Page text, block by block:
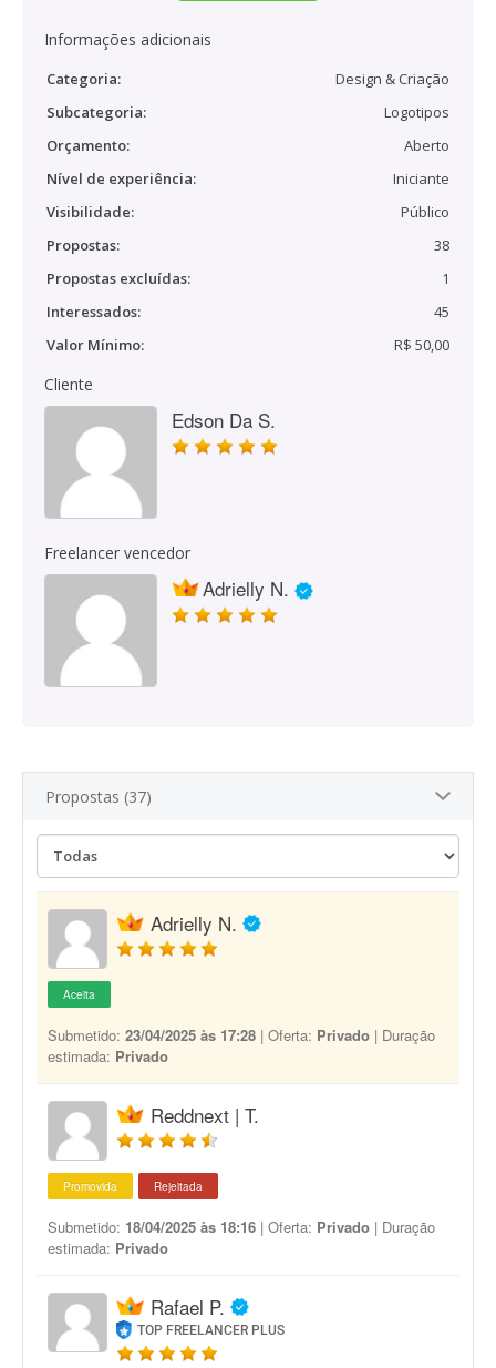
Informações adicionais
Categoria:
Design & Criação
Subcategoria:
Logotipos
Orçamento:
Aberto
Nível de experiência:
Iniciante
Visibilidade:
Público
Propostas:
38
Propostas excluídas:
1
Interessados:
45
Valor Mínimo:
R$ 50,00
Cliente
Edson Da S.
Freelancer vencedor
Adrielly N.
Propostas (37)
Adrielly N.
Aceita
Submetido: 23/04/2025 às 17:28 | Oferta: Privado | Duração
estimada: Privado
Reddnext | T.
Promovida Rejeitada
Submetido: 18/04/2025 às 18:16 | Oferta: Privado | Duração
estimada: Privado
Rafael P.
TOP FREELANCER PLUS